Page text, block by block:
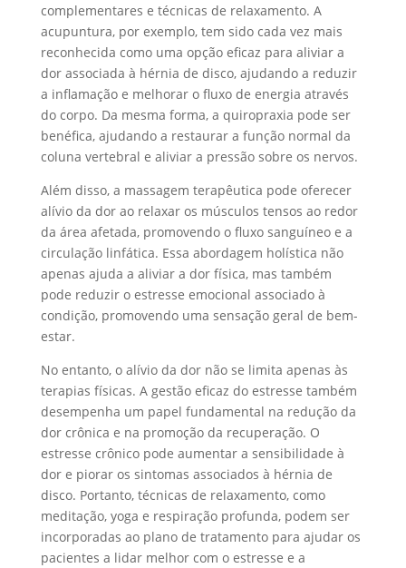
complementares e técnicas de relaxamento. A
acupuntura, por exemplo, tem sido cada vez mais
reconhecida como uma opção eficaz para aliviar a
dor associada à hérnia de disco, ajudando a reduzir
a inflamação e melhorar o fluxo de energia através
do corpo. Da mesma forma, a quiropraxia pode ser
benéfica, ajudando a restaurar a função normal da
coluna vertebral e aliviar a pressão sobre os nervos.
Além disso, a massagem terapêutica pode oferecer
alívio da dor ao relaxar os músculos tensos ao redor
da área afetada, promovendo o fluxo sanguíneo e a
circulação linfática. Essa abordagem holística não
apenas ajuda a aliviar a dor física, mas também
pode reduzir o estresse emocional associado à
condição, promovendo uma sensação geral de bem-
estar.
No entanto, o alívio da dor não se limita apenas às
terapias físicas. A gestão eficaz do estresse também
desempenha um papel fundamental na redução da
dor crônica e na promoção da recuperação. O
estresse crônico pode aumentar a sensibilidade à
dor e piorar os sintomas associados à hérnia de
disco. Portanto, técnicas de relaxamento, como
meditação, yoga e respiração profunda, podem ser
incorporadas ao plano de tratamento para ajudar os
pacientes a lidar melhor com o estresse e a